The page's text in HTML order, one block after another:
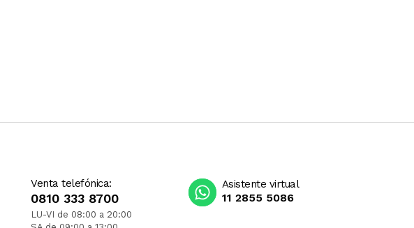
Venta telefónica:
0810 333 8700
LU-VI de 08:00 a 20:00
Asistente virtual
11 2855 5086